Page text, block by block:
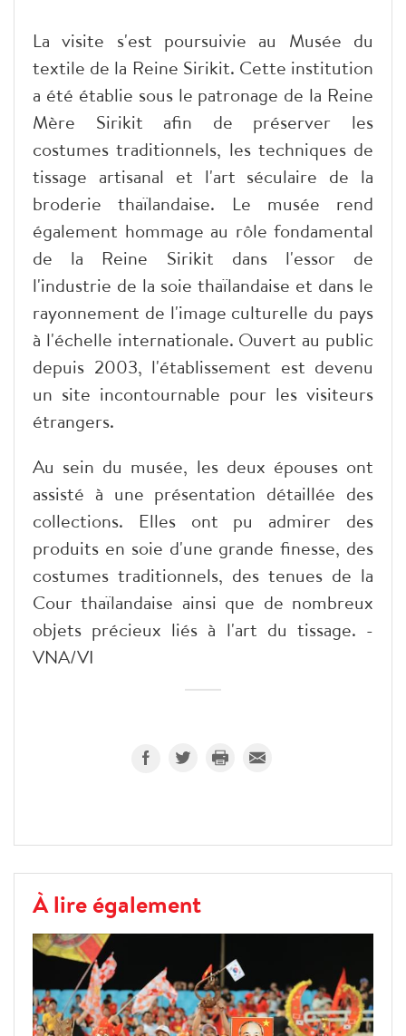
La visite s'est poursuivie au Musée du
textile de la Reine Sirikit. Cette institution
a été établie sous le patronage de la Reine
Mère Sirikit afin de préserver les
costumes traditionnels, les techniques de
tissage artisanal et l'art séculaire de la
broderie thaïlandaise. Le musée rend
également hommage au rôle fondamental
de la Reine Sirikit dans l'essor de
l'industrie de la soie thaïlandaise et dans le
rayonnement de l'image culturelle du pays
à l'échelle internationale. Ouvert au public
depuis 2003, l'établissement est devenu
un site incontournable pour les visiteurs
étrangers.
Au sein du musée, les deux épouses ont
assisté à une présentation détaillée des
collections. Elles ont pu admirer des
produits en soie d'une grande finesse, des
costumes traditionnels, des tenues de la
Cour thaïlandaise ainsi que de nombreux
objets précieux liés à l'art du tissage. -
VNA/VI
À lire également